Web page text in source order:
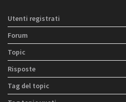
Utenti registrati
Forum
Topic
Risposte
Tag del topic